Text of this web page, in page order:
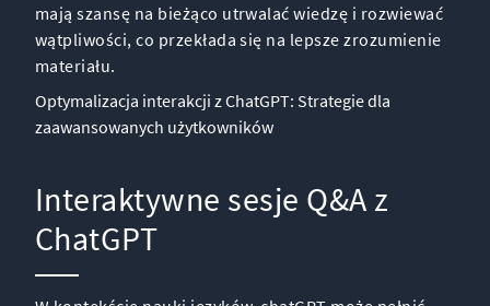
mają szansę na bieżąco utrwalać wiedzę i rozwiewać
wątpliwości, co przekłada się na lepsze zrozumienie
materiału.
Optymalizacja interakcji z ChatGPT: Strategie dla
zaawansowanych użytkowników
Interaktywne sesje Q&A z
ChatGPT